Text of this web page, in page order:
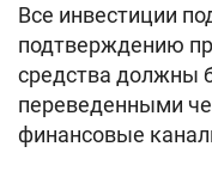
Все инвестиции
подтверждению
средства должны
переведенными
финансовые